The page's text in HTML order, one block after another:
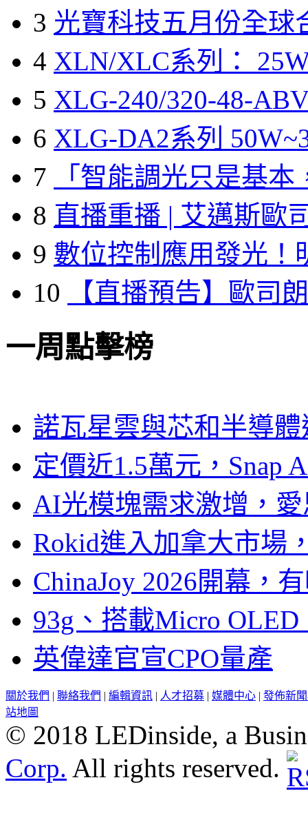
3 光寶科技五月份全球
4 XLN/XLC系列：
5 XLG-240/320-48-
6 XLG-DA2系列
7
「智能調光只是基本
8 直播重播 | 艾邁斯歐
9 數位控制應用發光！
10
【直播預告】歐司
一周點擊榜
諾瓦星雲與芯和半導
定價近1.5萬元，Snap
AI光模塊需求激增，
Rokid進入加拿大市場
ChinaJoy 2026開幕，
93g、搭載Micro
英偉達官宣CPO量產
關於我們 | 聯絡我們 | 編輯資訊 | 人才招募 | 媒體中心 | 發佈新
站地圖
© 2018 LEDinside, a
Corp. All rights reserved.